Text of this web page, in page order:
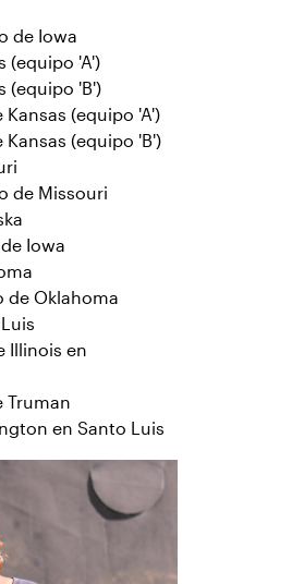
de Iowa
(equipo 'A')
(equipo 'B')
(equipo 'A')
(equipo 'B')
de Missouri
Iowa
de Oklahoma
Illinois en
Truman
en Santo Luis